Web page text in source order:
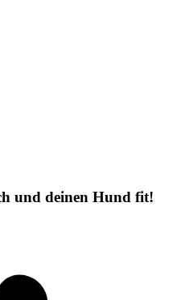
und deinen Hund fit!